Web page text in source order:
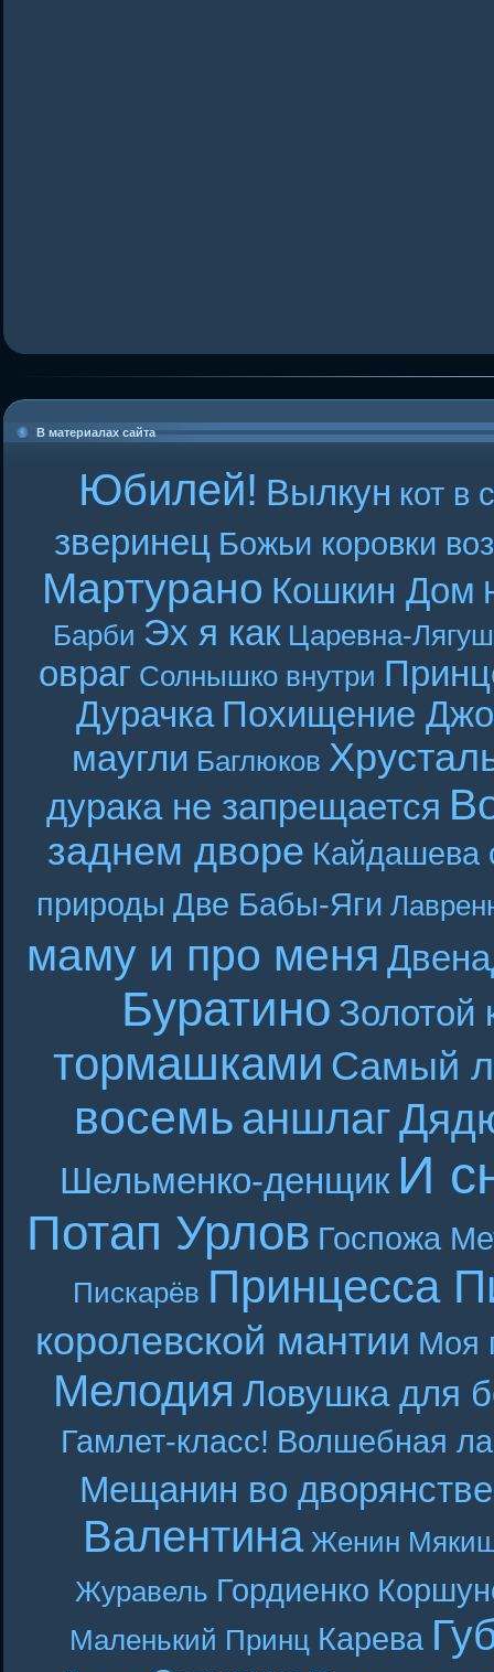
В материалах сайта
Юбилей! Вылкун кот в
зверинец Божьи коровки
Мартурано Кошкин Дом
Барби Эх я как Царевна-
овраг Солнышко внутри
Дурачка Похищение
маугли Баглюков
дурака не запрещается
заднем дворе Кайдашева
природы Две Бабы-Яги
маму и про меня
Буратино Золотой
тормашками Самый
восемьаншлаг
Шельменко-денщик И
Потап Урлов Госпожа
Пискарёв Принцесса
королевской мантии Моя
Мелодия Ловушка для
Гамлет-класс! Волшебная
Мещанин во дворянстве
Валентина Женин
Журавель Гордиенко
Маленький Принц Карева